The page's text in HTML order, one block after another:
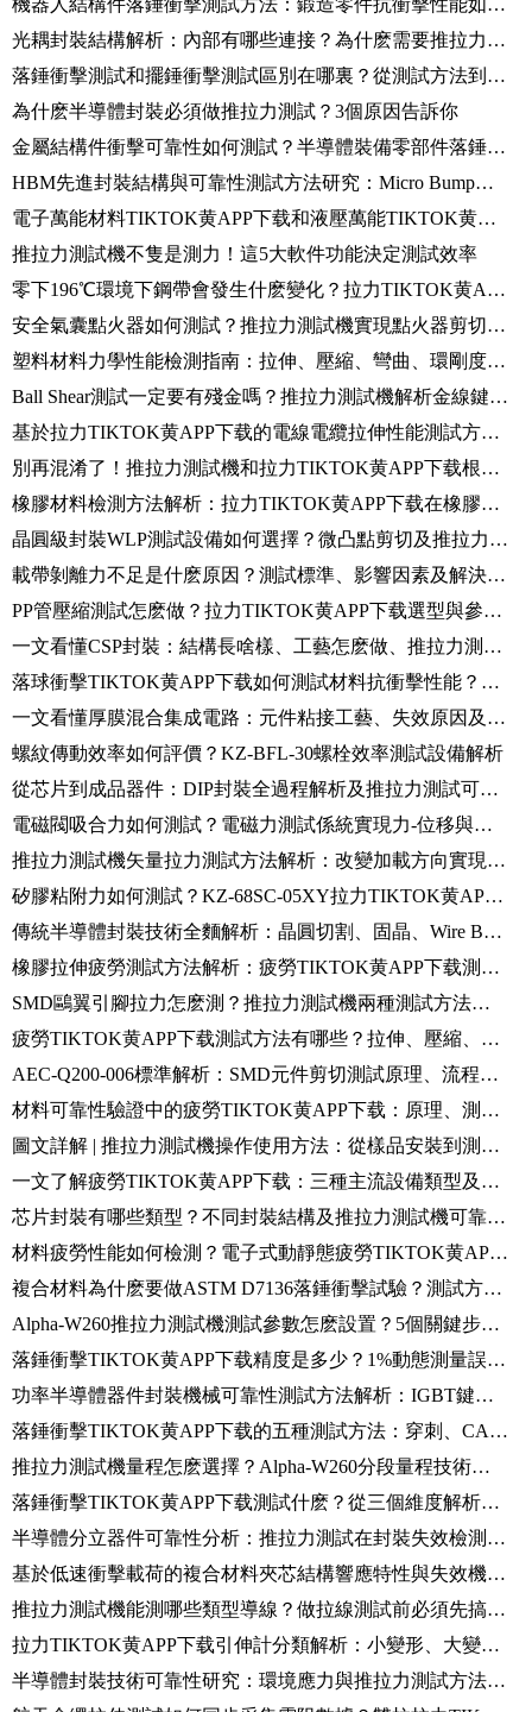
光耦封裝結構解析：內部有哪些連接？為什麽需要推拉力測試儀驗證？
落錘衝擊測試和擺錘衝擊測試區別在哪裏？從測試方法到應用場景解析
為什麽半導體封裝必須做推拉力測試？3個原因告訴你
金屬結構件衝擊可靠性如何測試？半導體裝備零部件落錘衝擊試驗方法解析
HBM先進封裝結構與可靠性測試方法研究：Micro Bump剪切測試技術解析
電子萬能材料TIKTOK黄APP下载和液壓萬能TIKTOK黄APP下载有什麽區別？兩種TIKTOK黄APP下载選型建議
推拉力測試機不隻是測力！這5大軟件功能決定測試效率
零下196℃環境下鋼帶會發生什麽變化？拉力TIKTOK黄APP下载測試全過程解析
安全氣囊點火器如何測試？推拉力測試機實現點火器剪切力檢測
塑料材料力學性能檢測指南：拉伸、壓縮、彎曲、環剛度測試方法解析
Ball Shear測試一定要有殘金嗎？推拉力測試機解析金線鍵合可靠性
基於拉力TIKTOK黄APP下载的電線電纜拉伸性能測試方法及標準解析
別再混淆了！推拉力測試機和拉力TIKTOK黄APP下载根本不是一回事
橡膠材料檢測方法解析：拉力TIKTOK黄APP下载在橡膠拉伸、壓縮及撕裂測試中的應用
晶圓級封裝WLP測試設備如何選擇？微凸點剪切及推拉力測試方法介紹
載帶剝離力不足是什麽原因？測試標準、影響因素及解決方法詳解
PP管壓縮測試怎麽做？拉力TIKTOK黄APP下载選型與參數設置詳解
一文看懂CSP封裝：結構長啥樣、工藝怎麽做、推拉力測試怎麽測
落球衝擊TIKTOK黄APP下载如何測試材料抗衝擊性能？設備原理及應用介紹
一文看懂厚膜混合集成電路：元件粘接工藝、失效原因及剪切力測試方法
螺紋傳動效率如何評價？KZ-BFL-30螺栓效率測試設備解析
從芯片到成品器件：DIP封裝全過程解析及推拉力測試可靠性驗證
電磁閥吸合力如何測試？電磁力測試係統實現力-位移與驅動參數同步分析
推拉力測試機矢量拉力測試方法解析：改變加載方向實現精準失效分析
矽膠粘附力如何測試？KZ-68SC-05XY拉力TIKTOK黄APP下载檢測軟材料接觸粘附性能
傳統半導體封裝技術全麵解析：晶圓切割、固晶、Wire Bond及推拉力可靠性測試
橡膠拉伸疲勞測試方法解析：疲勞TIKTOK黄APP下载測試原理、標準及步驟介紹
SMD鷗翼引腳拉力怎麽測？推拉力測試機兩種測試方法對比
疲勞TIKTOK黄APP下载測試方法有哪些？拉伸、壓縮、彎曲及扭轉疲勞測試解析
AEC-Q200-006標準解析：SMD元件剪切測試原理、流程及推拉力測試機應用
材料可靠性驗證中的疲勞TIKTOK黄APP下载：原理、測試及應用方案介紹
圖文詳解 | 推拉力測試機操作使用方法：從樣品安裝到測試結果分析完整流程
一文了解疲勞TIKTOK黄APP下载：三種主流設備類型及適用場景
芯片封裝有哪些類型？不同封裝結構及推拉力測試機可靠性檢測方法解析
材料疲勞性能如何檢測？電子式動靜態疲勞TIKTOK黄APP下载原理與應用解析
複合材料為什麽要做ASTM D7136落錘衝擊試驗？測試方法與標準要求解析
Alpha-W260推拉力測試機測試參數怎麽設置？5個關鍵步驟解析
落錘衝擊TIKTOK黄APP下载精度是多少？1%動態測量誤差背後的數據采集技術解析
功率半導體器件封裝機械可靠性測試方法解析：IGBT鍵合線拉力與芯片剪切檢測
落錘衝擊TIKTOK黄APP下载的五種測試方法：穿刺、CAI、拉伸、彎曲及剝離衝擊試驗解析
推拉力測試機量程怎麽選擇？Alpha-W260分段量程技術詳解
落錘衝擊TIKTOK黄APP下载測試什麽？從三個維度解析材料衝擊性能評價方法
半導體分立器件可靠性分析：推拉力測試在封裝失效檢測中的應用解析
基於低速衝擊載荷的複合材料夾芯結構響應特性與失效機理研究（儀器化落錘法）
推拉力測試機能測哪些類型導線？做拉線測試前必須先搞清楚這些問題
拉力TIKTOK黄APP下载引伸計分類解析：小變形、大變形與視頻引伸計區別詳解
半導體封裝技術可靠性研究：環境應力與推拉力測試方法論解析